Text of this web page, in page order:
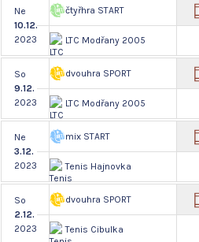
Ne
10.12.
2023
čtyřhra START
LTC Modřany 2005
So
9.12.
2023
dvouhra SPORT
LTC Modřany 2005
Ne
3.12.
2023
mix START
Tenis Hajnovka
So
2.12.
2023
dvouhra SPORT
Tenis Cibulka